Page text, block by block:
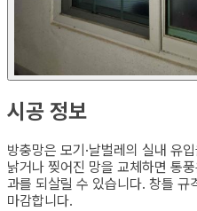
시공 정보
방충망은 모기·날벌레의 실내 유
낡거나 찢어진 망을 교체하면 통
과를 되살릴 수 있습니다. 창틀 규
마감합니다.